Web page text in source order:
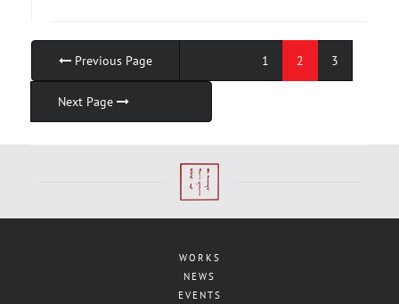
Previous Page 1 2 3
Next Page
WORKS
NEWS
EVENTS